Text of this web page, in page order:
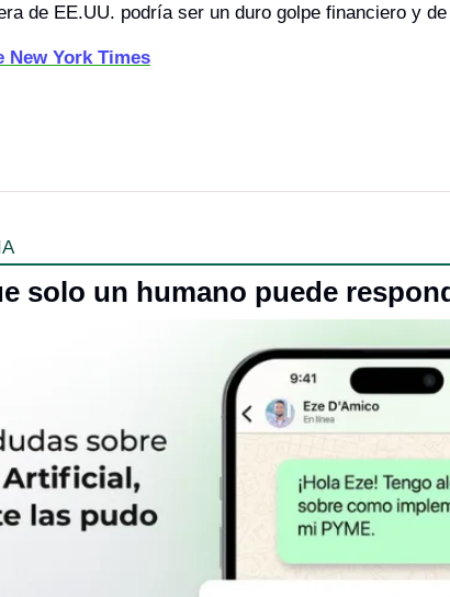
de EE.UU. podría ser un duro golpe financiero y
New York Times
solo un humano puede